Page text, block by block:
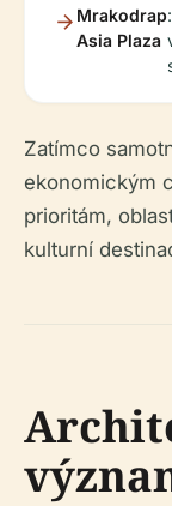
Mrakodrap
Asia Plaza
Zatímco
ekonomickým
prioritám,
kulturní